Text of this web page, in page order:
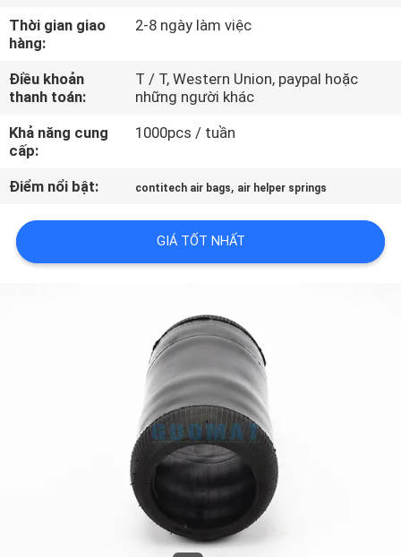
KIỂM
SOÁT
CHẤT
LƯỢNG
LIÊN
HỆ
CHÚNG
TÔI
Thời gian giao
hàng:
2-8 ngày làm việc
Điều khoản
thanh toán:
T / T, Western Union, paypal hoặc
những người khác
Khả năng cung
cấp:
1000pcs / tuần
Điểm nổi bật: contitech air bags, air helper springs
GIÁ TỐT NHẤT